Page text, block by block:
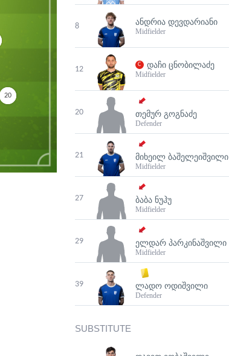
8 ᲐᲜᲓᲠᲘᲐ ᲓᲔᲕᲓᲐᲠᲘᲐᲜᲘ
Midfielder
12 ᲓᲐᲩᲘ ᲪᲜᲝᲑᲘᲚᲐᲫᲔ
Midfielder
20 ᲗᲔᲛᲣᲠ ᲒᲝᲒᲜᲐᲫᲔ
Defender
21 ᲛᲘᲮᲔᲘᲚ ᲑᲐᲨᲔᲚᲔᲘᲨᲕᲘᲚᲘ
Midfielder
27 ᲑᲐᲑᲐ ᲜᲣᲰᲣ
Midfielder
29 ᲔᲚᲓᲐᲠ ᲞᲐᲠᲙᲘᲜᲐᲨᲕᲘᲚᲘ
Midfielder
39 ᲚᲐᲓᲝ ᲝᲓᲘᲨᲕᲘᲚᲘ
Defender
SUBSTITUTE
20